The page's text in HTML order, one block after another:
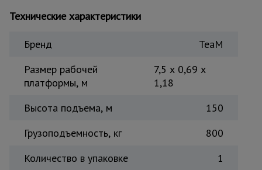
Технические характеристики
Бренд
TeaM
Размер рабочей
платформы, м
7,5 х 0,69 х
1,18
Высота подъема, м
150
Грузоподъемность, кг
800
Количество в упаковке
1